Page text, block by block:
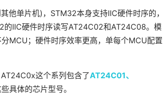
他单片机)，STM32本身支持IIC硬件时序的，
的IIC硬件时序读写AT24C02和AT24C08。模
MCU；硬件时序效率更高，单每个MCU配置
这个系列包含了AT24C01、
具体的芯片型号。